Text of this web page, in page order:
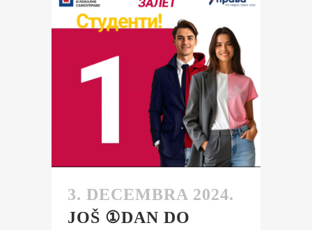
3. DECEMBRA 2024.
JOŠ ①DAN DO